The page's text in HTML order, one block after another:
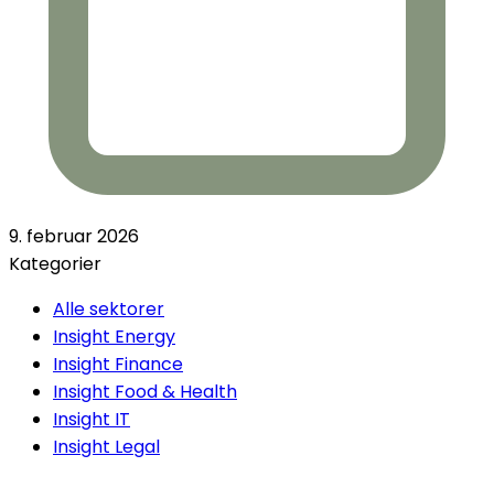
9. februar 2026
Kategorier
Alle sektorer
Insight Energy
Insight Finance
Insight Food & Health
Insight IT
Insight Legal